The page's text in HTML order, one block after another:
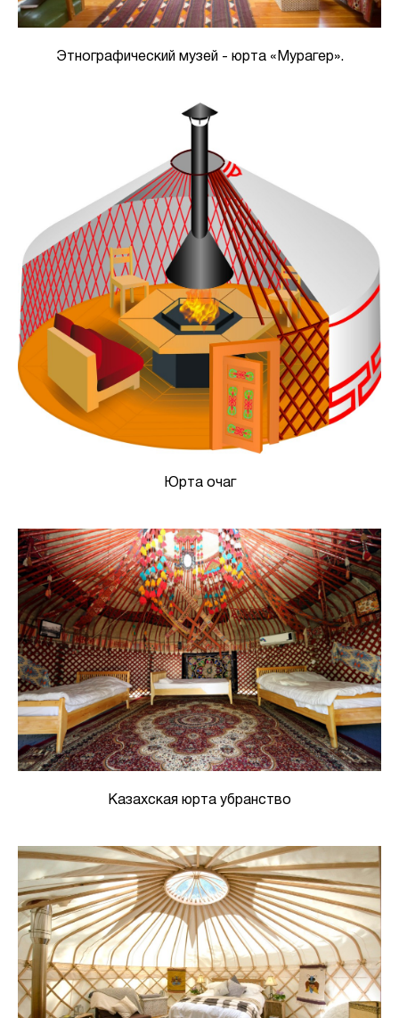
Этнографический музей - юрта «Мурагер».
Юрта очаг
Казахская юрта убранство